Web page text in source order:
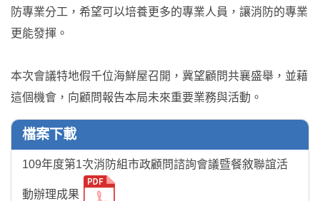
防專業分工，希望可以培養更多的專業人員，讓消防的專業
更能發揮。
本次會議特地假千位海鮮屋召開，冀望顧問共襄盛舉，並藉
這個機會，向顧問報告本局未來重要業務與活動。
檔案下載
109年度第1次消防組市政顧問諮詢會議暨餐敘聯誼活
動辦理成果